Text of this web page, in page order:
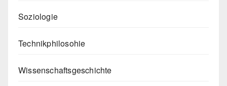
Soziologie
Technikphilosohie
Wissenschaftsgeschichte